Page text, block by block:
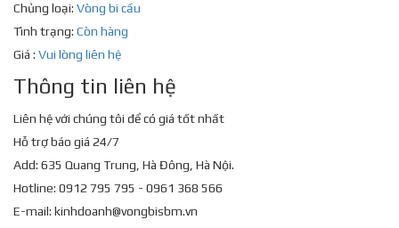
Chủng loại: Vòng bi cầu
Tình trạng: Còn hàng
Giá : Vui lòng liên hệ
Thông tin liên hệ
Liên hệ với chúng tôi để có giá tốt nhất
Hỗ trợ báo giá 24/7
Add: 635 Quang Trung, Hà Đông, Hà Nội.
Hotline: 0912 795 795 - 0961 368 566
E-mail: kinhdoanh@vongbisbm.vn